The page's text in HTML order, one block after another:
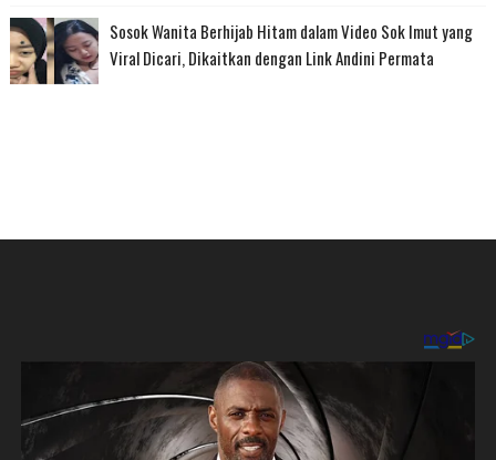
Sosok Wanita Berhijab Hitam dalam Video Sok Imut yang
Viral Dicari, Dikaitkan dengan Link Andini Permata